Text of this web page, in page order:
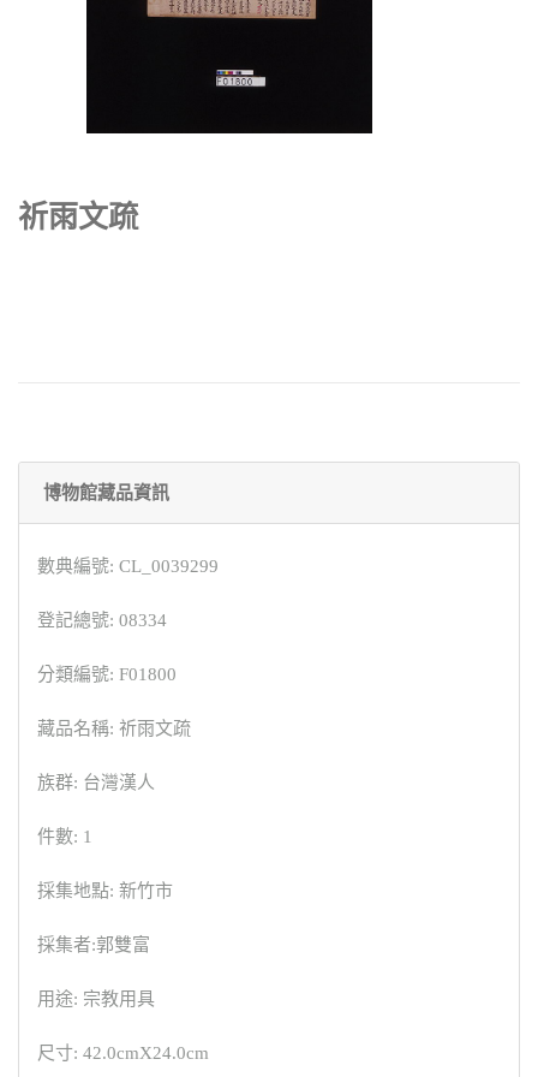
祈雨文疏
博物館藏品資訊
數典編號: CL_0039299
登記總號: 08334
分類編號: F01800
藏品名稱: 祈雨文疏
族群: 台灣漢人
件數: 1
採集地點: 新竹市
採集者:郭雙富
用途: 宗教用具
尺寸: 42.0cmX24.0cm